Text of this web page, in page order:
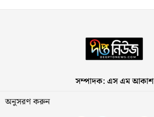
সম্পাদক: এস এম আকাশ
অনুসরণ করুন